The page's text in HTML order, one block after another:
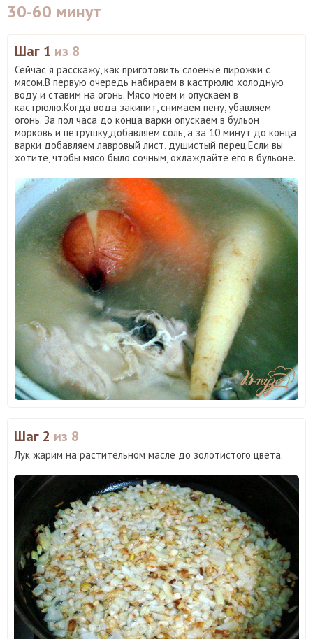
30-60 минут
Шаг 1 из 8
Сейчас я расскажу, как приготовить слоёные пирожки с
мясом.В первую очередь набираем в кастрюлю холодную
воду и ставим на огонь. Мясо моем и опускаем в
кастрюлю.Когда вода закипит, снимаем пену, убавляем
огонь. За пол часа до конца варки опускаем в бульон
морковь и петрушку,добавляем соль, а за 10 минут до конца
варки добавляем лавровый лист, душистый перец.Если вы
хотите, чтобы мясо было сочным, охлаждайте его в бульоне.
Шаг 2 из 8
Лук жарим на растительном масле до золотистого цвета.